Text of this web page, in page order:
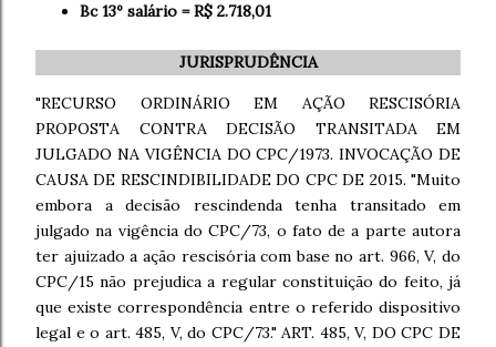
Bc 13º salário = R$ 2.718,01
JURISPRUDÊNCIA
"RECURSO ORDINÁRIO EM AÇÃO RESCISÓRIA
PROPOSTA CONTRA DECISÃO TRANSITADA EM
JULGADO NA VIGÊNCIA DO CPC/1973. INVOCAÇÃO DE
CAUSA DE RESCINDIBILIDADE DO CPC DE 2015. "Muito
embora a decisão rescindenda tenha transitado em
julgado na vigência do CPC/73, o fato de a parte autora
ter ajuizado a ação rescisória com base no art. 966, V, do
CPC/15 não prejudica a regular constituição do feito, já
que existe correspondência entre o referido dispositivo
legal e o art. 485, V, do CPC/73." ART. 485, V, DO CPC DE